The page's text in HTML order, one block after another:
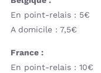
En point-relais : 5€
A domicile : 7,5€
France :
En point-relais : 10€